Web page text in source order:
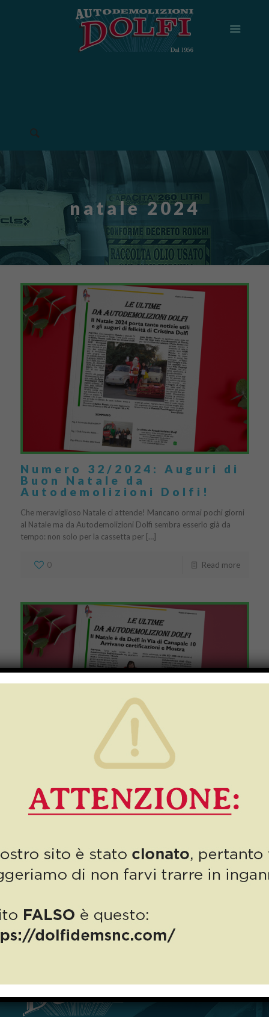
natale 2024
Numero 32/2024: Auguri di
Buon Natale da
Autodemolizioni Dolfi!
Che meraviglioso Natale ci attende! Mancano ormai pochi giorni
al Natale ma da Autodemolizioni Dolfi sembra esserlo già da
tempo: non solo per la cassetta per […]
0 Read more
Numero 31/2024: il Natale
è da Dolfi!
0 Read more